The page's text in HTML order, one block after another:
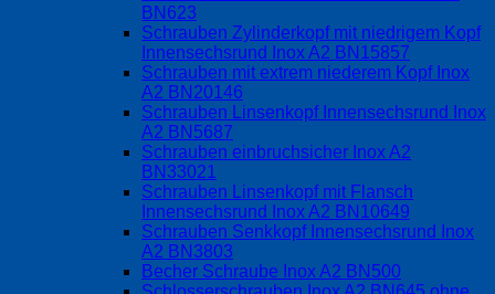
BN623
Schrauben Zylinderkopf mit niedrigem Kopf
Innensechsrund Inox A2 BN15857
Schrauben mit extrem niederem Kopf Inox
A2 BN20146
Schrauben Linsenkopf Innensechsrund Inox
A2 BN5687
Schrauben einbruchsicher Inox A2
BN33021
Schrauben Linsenkopf mit Flansch
Innensechsrund Inox A2 BN10649
Schrauben Senkkopf Innensechsrund Inox
A2 BN3803
Becher Schraube Inox A2 BN500